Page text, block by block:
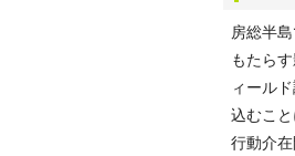
房総半
もたら
ィール
込むこ
行動介